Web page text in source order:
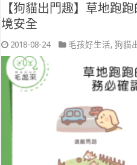
【狗貓出門趣】草地跑
境安全
2018-08-24 毛孩好生活,狗貓